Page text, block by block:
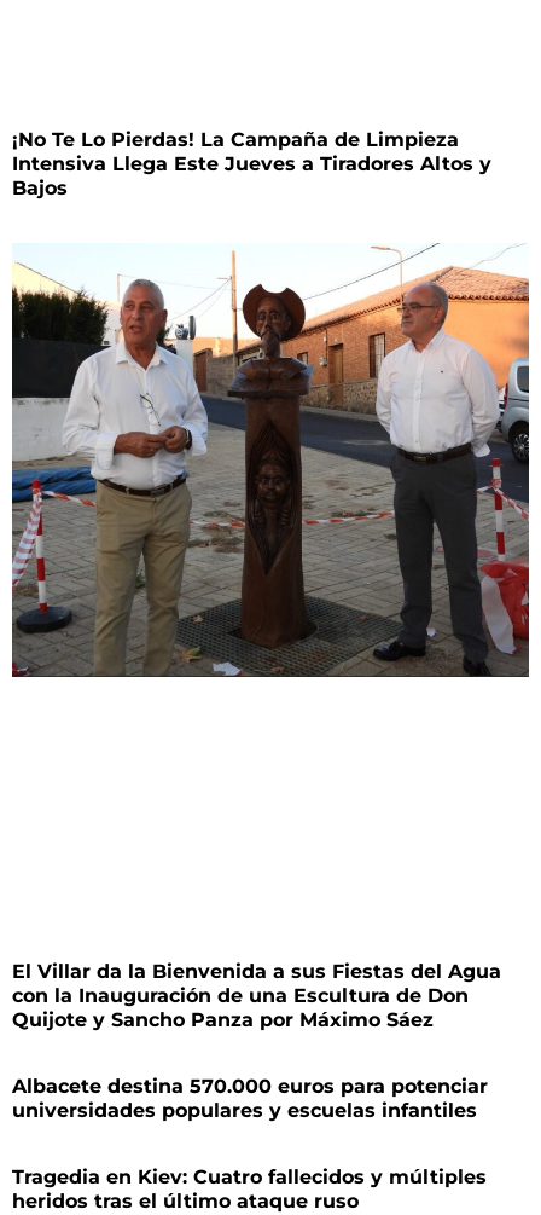
¡No Te Lo Pierdas! La Campaña de Limpieza
Intensiva Llega Este Jueves a Tiradores Altos y
Bajos
El Villar da la Bienvenida a sus Fiestas del Agua
con la Inauguración de una Escultura de Don
Quijote y Sancho Panza por Máximo Sáez
Albacete destina 570.000 euros para potenciar
universidades populares y escuelas infantiles
Tragedia en Kiev: Cuatro fallecidos y múltiples
heridos tras el último ataque ruso